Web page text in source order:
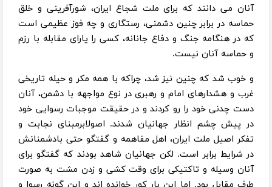
آنان می دانند که برای ملت شجاع ایران، شورآفرینی و خلق
حماسه در برابر چنین دشمنی، رستگاری و چه فوز عظیمی است
که در هنگامه جنگ و دفاع جانانه، کسی را یارای مقابله با رزم
و حماسه آنان نیست.
و خوب شد که چنین نیز شد، چراکه با همه مکر و حیله تاریخی
غرب و هشدارهای امام و رهبری در نوع مواجهه با دشمن، آنان
دست چدنی خود را رو کردند و در حقیقت موجبات رسوایی خود
در پیش چشم انظار جهانیان شدند. اصولابرمبنای نجابت و
تفکر اصیل ملت ایران، اهل مفاهمه و گفتگو حتی بادشمنانش
در شرایط برابر است. لکن جهانیان شاهد بودند که گفتگو برای
آنان وسیله و تاکتیکی برای وقت کشی و زدن مشت به صورت